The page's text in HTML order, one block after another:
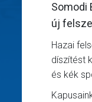
Somodi
új
Hazai
díszítést
és kék